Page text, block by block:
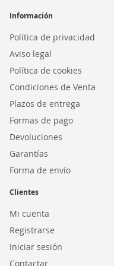
Información
Política de privacidad
Aviso legal
Política de cookies
Condiciones de Venta
Plazos de entrega
Formas de pago
Devoluciones
Garantías
Forma de envío
Clientes
Mi cuenta
Registrarse
Iniciar sesión
Contactar